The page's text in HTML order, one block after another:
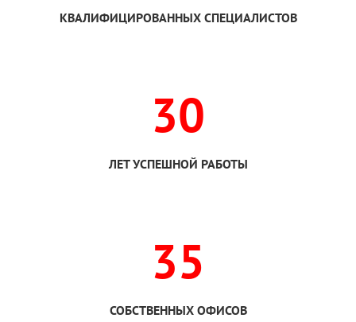
КВАЛИФИЦИРОВАННЫХ СПЕЦИАЛИСТОВ
30
ЛЕТ УСПЕШНОЙ РАБОТЫ
35
СОБСТВЕННЫХ ОФИСОВ